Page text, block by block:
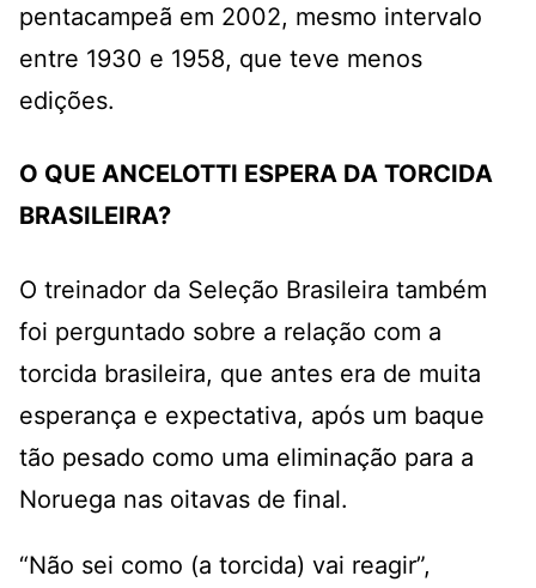
pentacampeã em 2002, mesmo intervalo
entre 1930 e 1958, que teve menos
edições.
O QUE ANCELOTTI ESPERA DA TORCIDA
BRASILEIRA?
O treinador da Seleção Brasileira também
foi perguntado sobre a relação com a
torcida brasileira, que antes era de muita
esperança e expectativa, após um baque
tão pesado como uma eliminação para a
Noruega nas oitavas de final.
“Não sei como (a torcida) vai reagir”,